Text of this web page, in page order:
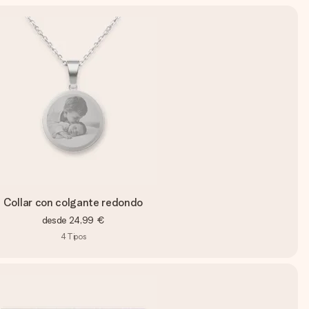
Collar con colgante redondo
desde 24,99 €
4Tipos